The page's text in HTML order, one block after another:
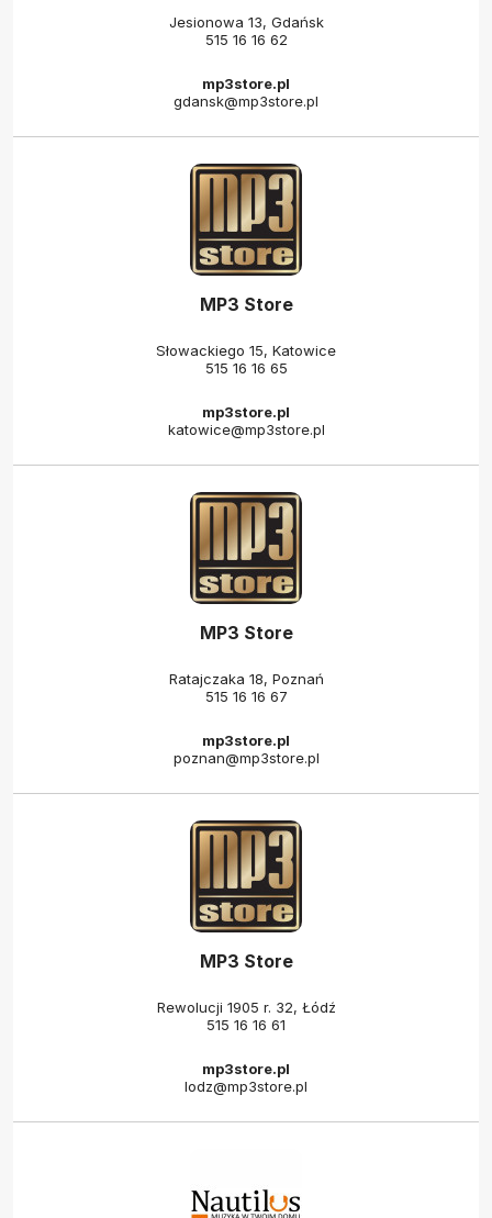
Jesionowa 13, Gdańsk
515 16 16 62
mp3store.pl
gdansk@mp3store.pl
MP3 Store
Słowackiego 15, Katowice
515 16 16 65
mp3store.pl
katowice@mp3store.pl
MP3 Store
Ratajczaka 18, Poznań
515 16 16 67
mp3store.pl
poznan@mp3store.pl
MP3 Store
Rewolucji 1905 r. 32, Łódź
515 16 16 61
mp3store.pl
lodz@mp3store.pl